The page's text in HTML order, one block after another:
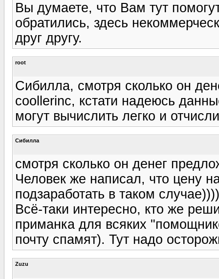
Вы думаете, что Вам тут
обратились, здесь
друг другу.
root
Сибилла, смотря сколько он
coollerinc, кстати надеюсь
могут вычислить легко и
Сибилла
смотря сколько он денег
Человек же написал, что цену
подзаработать в таком случае))))
Всё-таки интересно, кто же
приманка для всяких
почту спамят). Тут надо
Zuzu